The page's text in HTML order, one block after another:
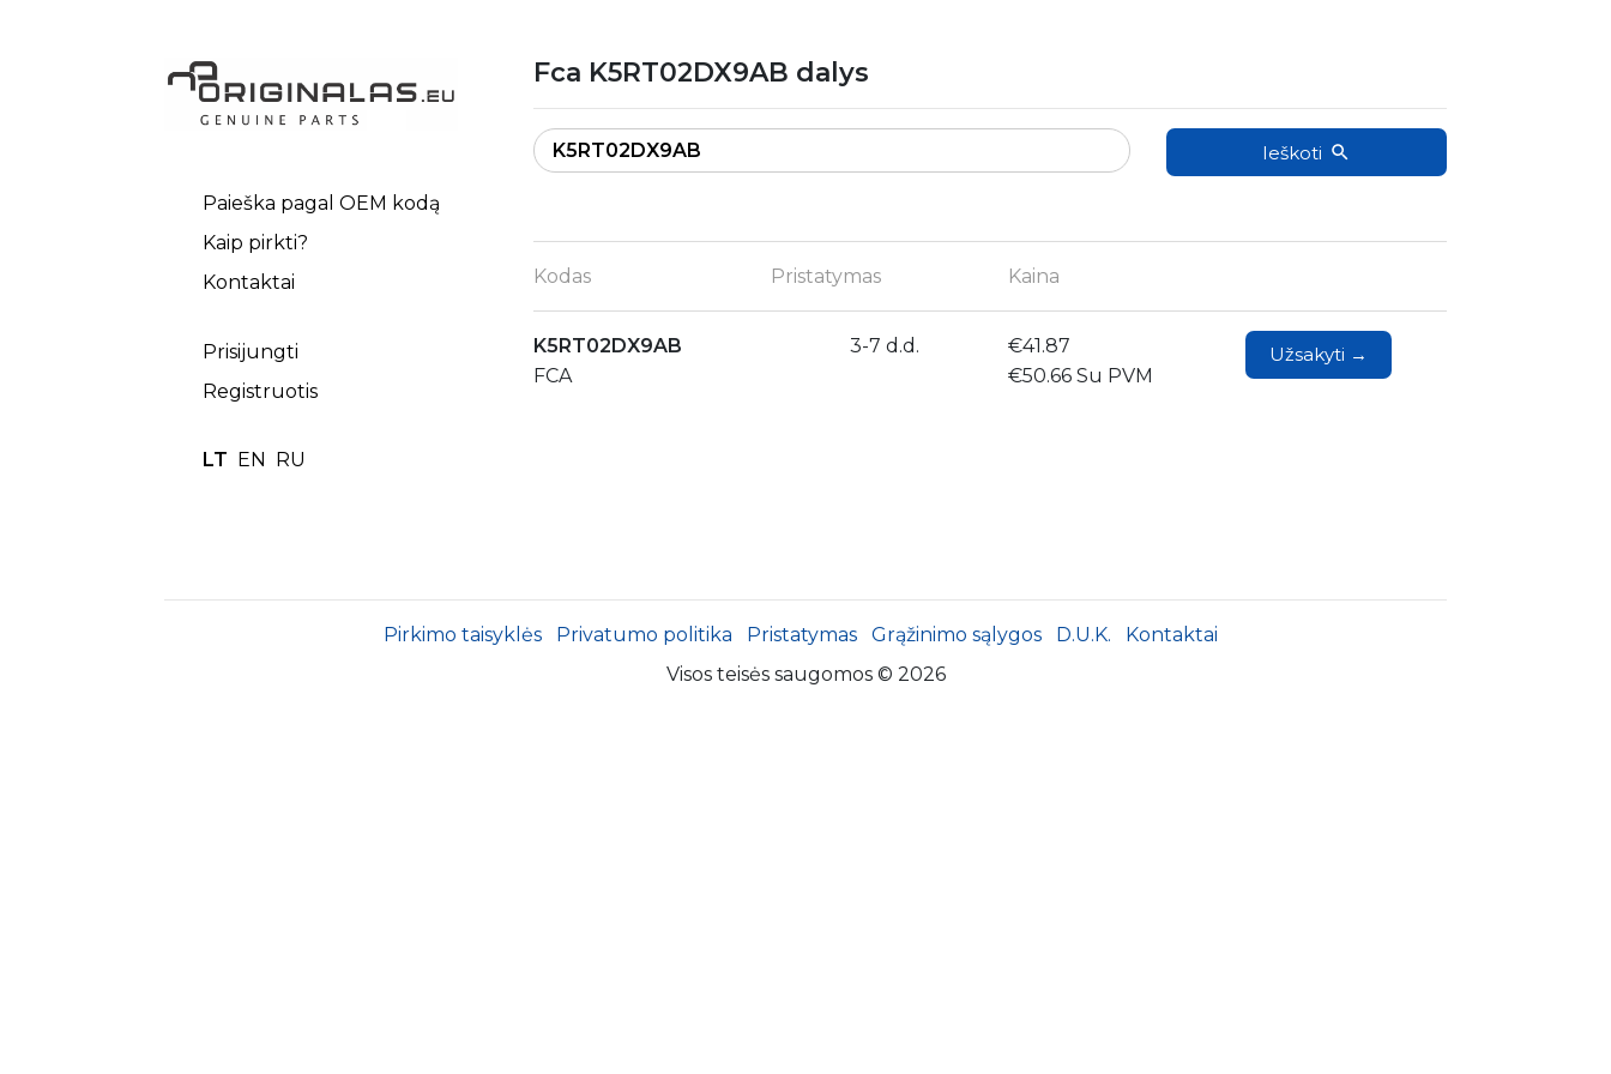
Paieška pagal OEM kodą
Kaip pirkti?
Kontaktai
Prisijungti
Registruotis
LT EN RU
Fca K5RT02DX9AB dalys
Ieškoti
Kodas Pristatymas Kaina
K5RT02DX9AB
FCA
3-7 d.d.
€41.87
€50.66 Su PVM
Užsakyti →
Pirkimo taisyklės Privatumo politika Pristatymas Grąžinimo sąlygos D.U.K.
Kontaktai
Visos teisės saugomos © 2026